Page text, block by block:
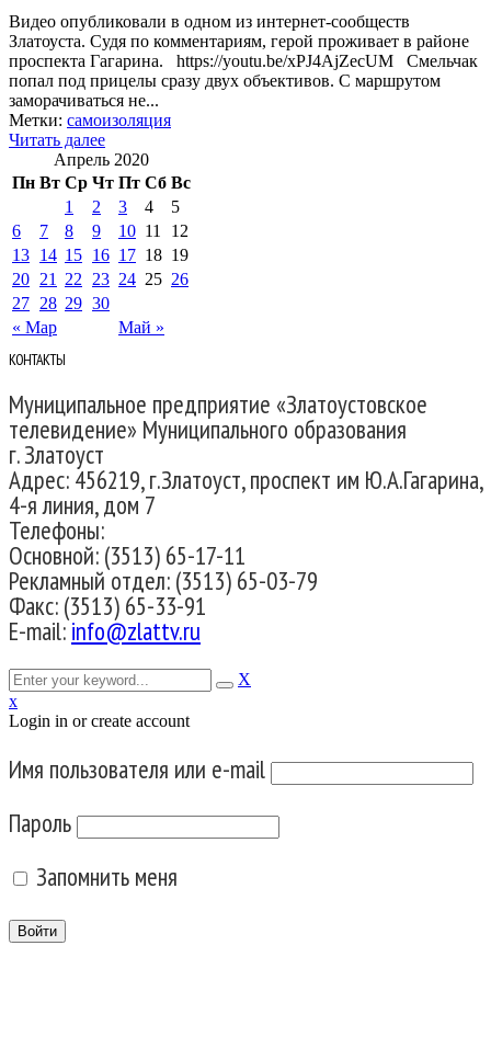
Видео опубликовали в одном из интернет-сообществ
Златоуста. Судя по комментариям, герой проживает в районе
проспекта Гагарина. https://youtu.be/xPJ4AjZecUM Смельчак
попал под прицелы сразу двух объективов. С маршрутом
заморачиваться не...
Метки: самоизоляция
Читать далее
Апрель 2020
Пн Вт Ср Чт Пт Сб Вс
« Мар Май »
1 2 3 4
5
6
7 8 9 10 11
12
13 14 15 16 17 18 19
20 21 22 23 24 25 26
27 28 29 30
КОНТАКТЫ
Муниципальное предприятие «Златоустовское
телевидение» Муниципального образования
г. Златоуст
Адрес: 456219, г.Златоуст, проспект им Ю.А.Гагарина,
4-я линия, дом 7
Телефоны:
Основной: (3513) 65-17-11
Рекламный отдел: (3513) 65-03-79
Факс: (3513) 65-33-91
E-mail:info@zlattv.ru
X
x
Login in or create account
Имя пользователя или e-mail
Пароль
Запомнить меня